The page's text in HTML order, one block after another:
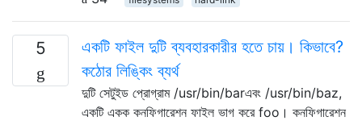
5
একটি ফাইল দুটি ব্যবহারকারীর হতে চায়। কিভাবে?
কঠোর লিঙ্কিং ব্যর্থ
দুটি সেটুইড প্রোগ্রাম /usr/bin/barএবং /usr/bin/baz,
একটি একক কনফিগারেশন ফাইল ভাগ করে foo। কনফিগারেশন